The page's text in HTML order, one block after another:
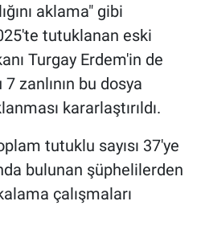
aklama" gibi
tutuklanan eski
Turgay Erdem'in de
zanlının bu dosya
kararlaştırıldı.
tutuklu sayısı 37'ye
bulunan şüphelilerden
çalışmaları